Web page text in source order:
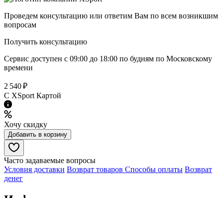
Проведем консультацию или ответим Вам по всем возникшим
вопросам
Получить консультацию
Сервис доступен с 09:00 до 18:00 по будням по Московcкому
времени
2 540 ₽
C XSport Картой
Хочу скидку
Добавить в корзину
Часто задаваемые вопросы
Условия доставки Возврат товаров Способы оплаты Возврат
денег